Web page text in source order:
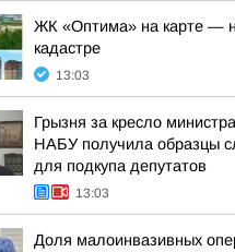
ЖК «Оптима» на карте —
кадастре
13:03
Грызня за кресло
НАБУ получила образцы
для подкупа депутатов
13:03
Доля малоинвазивных